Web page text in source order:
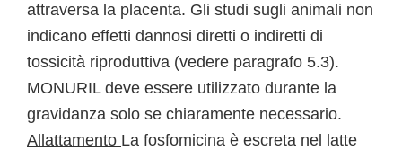
attraversa la placenta. Gli studi sugli animali non
indicano effetti dannosi diretti o indiretti di
tossicità riproduttiva (vedere paragrafo 5.3).
MONURIL deve essere utilizzato durante la
gravidanza solo se chiaramente necessario.
Allattamento La fosfomicina è escreta nel latte